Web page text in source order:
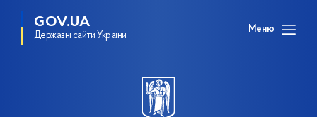
GOV.UA
Державні сайти України
Меню